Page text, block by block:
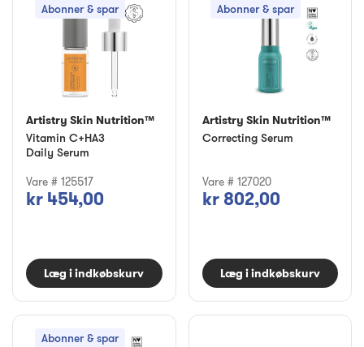
Abonner & spar
Artistry Skin Nutrition™
Vitamin C+HA3
Daily Serum
Vare # 125517
kr 454,00
Læg i indkøbskurv
Abonner & spar
Artistry Skin Nutrition™
Correcting Serum
Vare # 127020
kr 802,00
Læg i indkøbskurv
Abonner & spar